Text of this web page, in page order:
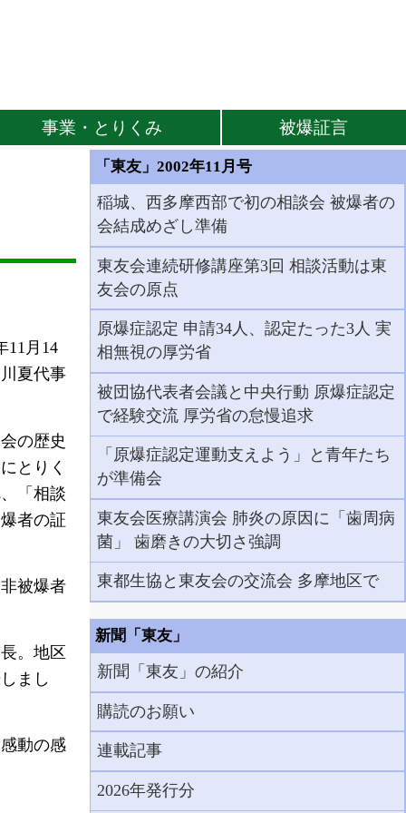
事業・とりくみ 被爆証言
11月14
夏代事
の歴史
とりく
「相談
者の証
被爆者
。地区
まし
動の感
「東友」2002年11月号
稲城、西多摩西部で初の相談会 被爆者の
会結成めざし準備
東友会連続研修講座第3回 相談活動は東
友会の原点
原爆症認定 申請34人、認定たった3人 実
相無視の厚労省
被団協代表者会議と中央行動 原爆症認定
で経験交流 厚労省の怠慢追求
「原爆症認定運動支えよう」と青年たち
が準備会
東友会医療講演会 肺炎の原因に「歯周病
菌」 歯磨きの大切さ強調
東都生協と東友会の交流会 多摩地区で
新聞「東友」
新聞「東友」の紹介
購読のお願い
連載記事
2026年発行分